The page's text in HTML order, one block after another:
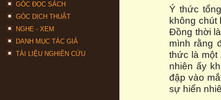
GÓC ĐỌC SÁCH
GÓC DỊCH THUẬT
NGHE - XEM
DANH MỤC TÁC GIẢ
TÀI LIỆU NGHIÊN CỨU
Ý thức
không chút
Đồng thời
mình rằng
thức là một
nhiên ấy
đập vào
sự hiển